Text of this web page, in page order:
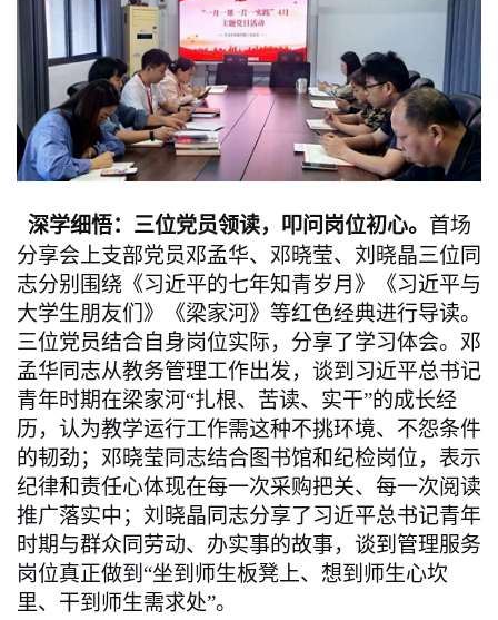
深学细悟：三位党员领读，叩问岗位初心。 首场
分享会上支部党员邓孟华、邓晓莹、刘晓晶三位同
志分别围绕《习近平的七年知青岁月》《习近平与
大学生朋友们》《梁家河》等红色经典进行导读。
三位党员结合自身岗位实际，分享了学习体会。邓
孟华同志从教务管理工作出发，谈到习近平总书记
青年时期在梁家河“扎根、苦读、实干”的成长经
历，认为教学运行工作需这种不挑环境、不怨条件
的韧劲；邓晓莹同志结合图书馆和纪检岗位，表示
纪律和责任心体现在每一次采购把关、每一次阅读
推广落实中；刘晓晶同志分享了习近平总书记青年
时期与群众同劳动、办实事的故事，谈到管理服务
岗位真正做到“坐到师生板凳上、想到师生心坎
里、干到师生需求处”。